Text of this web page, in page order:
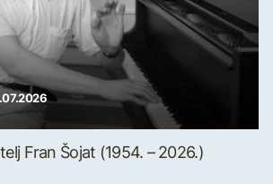
Fran Šojat (1954. – 2026.)